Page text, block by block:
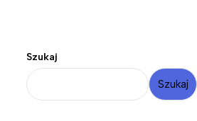
Szukaj
Szukaj